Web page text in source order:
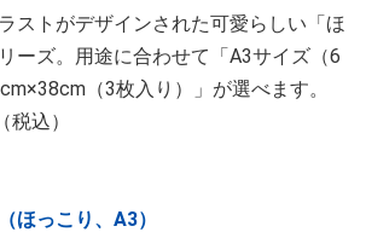
ストがデザインされた可愛らしい「ほ
ーズ。用途に合わせて「A3サイズ（6
（3枚入り）」が選べます。
込）
ほっこり、A3）